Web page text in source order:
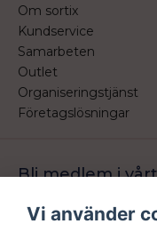
Om sortix
Kundservice
Samarbeten
Outlet
Organiseringstjänst
Företagslösningar
Bli medlem i
erbjudande.
Vi använder